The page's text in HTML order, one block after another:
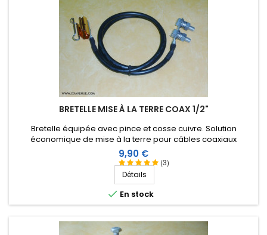
BRETELLE MISE À LA TERRE COAX 1/2"
(3)
Bretelle équipée avec pince et cosse cuivre. Solution
économique de mise à la terre pour câbles coaxiaux
(rigides, semi-rigides ou souples) de 1/2 pouce.
Prix
9,90 €
Détails
 En stock